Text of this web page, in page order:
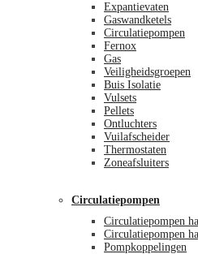
Expantievaten
Gaswandketels
Circulatiepompen
Fernox
Gas
Veiligheidsgroepen
Buis Isolatie
Vulsets
Pellets
Ontluchters
Vuilafscheider
Thermostaten
Zoneafsluiters
Circulatiepompen
Circulatiepompen
Circulatiepompen
Pompkoppelingen